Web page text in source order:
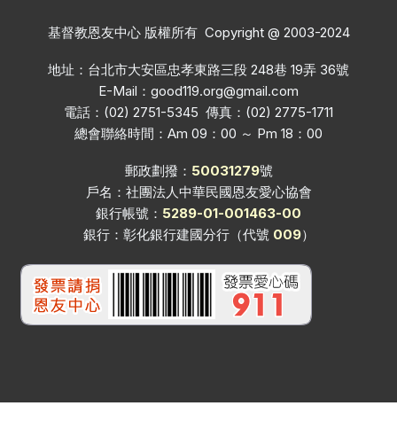
基督教恩友中心 版權所有 Copyright @ 2003-2024
地址：台北市大安區忠孝東路三段 248巷 19弄 36號
E-Mail： good119.org@gmail.com
電話：(02) 2751-5345 傳真：(02) 2775-1711
總會聯絡時間：Am 09：00 ～ Pm 18：00
郵政劃撥： 50031279號
戶名：社團法人中華民國恩友愛心協會
銀行帳號： 5289-01-001463-00
銀行：彰化銀行建國分行（代號 009）